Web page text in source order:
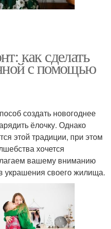
как сделать
с помощью
создать новогоднее
ёлочку. Однако
этой традиции, при этом
хочется
вашему вниманию
украшения своего жилища.